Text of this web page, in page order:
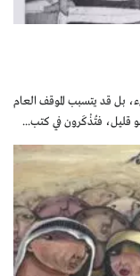
بل قد يتسبب الموقف العام
قليل، فتُذْكَرون في كتب...